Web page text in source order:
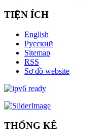
TIỆN ÍCH
English
Русский
Sitemap
RSS
Sơ đồ website
THỐNG KÊ